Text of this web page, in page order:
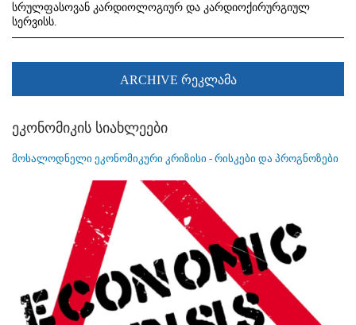
სრულფასოვან კარდიოლოგიურ და კარდიოქირურგიულ
სერვისს.
ARCHIVE რეკლამა
ეკონომიკის სიახლეები
მოსალოდნელი ეკონომიკური კრიზისი - რისკები და პროგნოზები